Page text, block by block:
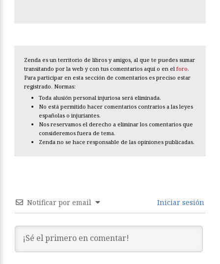
Zenda es un territorio de libros y amigos, al que te puedes sumar
transitando por la web y con tus comentarios aquí o en el foro.
Para participar en esta sección de comentarios es preciso estar
registrado. Normas:
Toda alusión personal injuriosa será eliminada.
No está permitido hacer comentarios contrarios a las leyes
españolas o injuriantes.
Nos reservamos el derecho a eliminar los comentarios que
consideremos fuera de tema.
Zenda no se hace responsable de las opiniones publicadas.
Notificar por email Iniciar sesión